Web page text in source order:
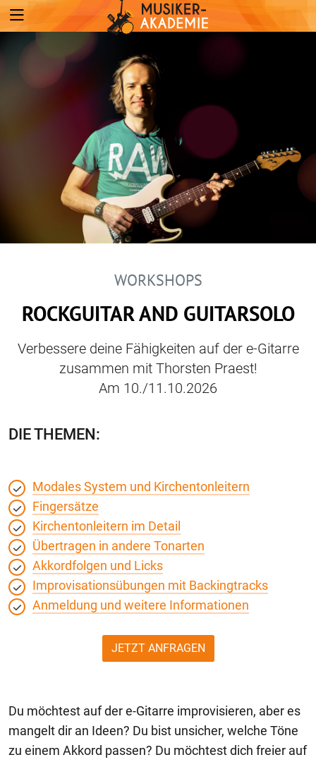
WORKSHOPS
ROCKGUITAR AND GUITARSOLO
Verbessere deine Fähigkeiten auf der e-Gitarre
zusammen mit Thorsten Praest!
Am 10./11.10.2026
DIE THEMEN:
Modales System und Kirchentonleitern
Fingersätze
Kirchentonleitern im Detail
Übertragen in andere Tonarten
Akkordfolgen und Licks
Improvisationsübungen mit Backingtracks
Anmeldung und weitere Informationen
JETZT ANFRAGEN
Du möchtest auf der e-Gitarre improvisieren, aber es
mangelt dir an Ideen? Du bist unsicher, welche Töne
zu einem Akkord passen? Du möchtest dich freier auf